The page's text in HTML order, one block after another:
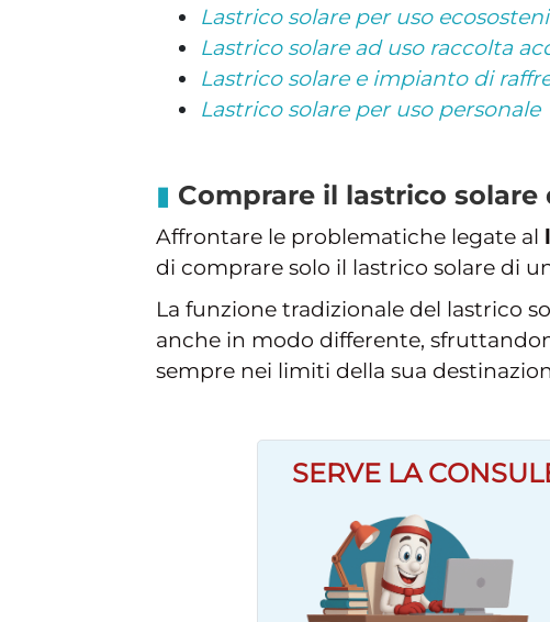
Lastrico solare per uso
Lastrico solare ad uso raccolta
Lastrico solare e impianto di
Lastrico solare per uso personale
Comprare il lastrico solare
Affrontare le problematiche legate al
di comprare solo il lastrico solare di
La funzione tradizionale del lastrico
anche in modo differente,
sempre nei limiti della sua
SERVE LA